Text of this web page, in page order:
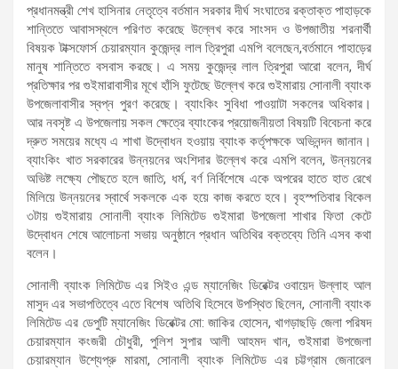
প্রধানমন্ত্রী শেখ হাসিনার নেতৃত্বে বর্তমান সরকার দীর্ঘ সংঘাতের রক্তাক্ত পাহাড়কে
শান্তিতে আবাসস্থলে পরিণত করেছে উল্লেখ করে সাংসদ ও উপজাতীয় শরনার্থী
বিষয়ক টাক্সফোর্স চেয়ারম্যান কুজেন্দ্র লাল ত্রিপুরা এমপি বলেছেন,বর্তমানে পাহাড়ের
মানুষ শান্তিতে বসবাস করছে। এ সময় কুজেন্দ্র লাল ত্রিপুরা আরো বলেন, দীর্ঘ
প্রতিক্ষার পর গুইমারাবাসীর মূখে হাঁসি ফুটেছে উল্লেখ করে গুইমারায় সোনালী ব্যাংক
উপজেলাবাসীর স্বপ্ন পুরণ করেছে। ব্যাংকিং সুবিধা পাওয়াটা সকলের অধিকার।
আর নবসৃষ্ট এ উপজেলায় সকল ক্ষেত্রে ব্যাংকের প্রয়োজনীয়তা বিষয়টি বিবেচনা করে
দ্রুত সময়ের মধ্যে এ শাখা উদ্বোধন হওয়ায় ব্যাংক কর্তৃপক্ষকে অভিনন্দন জানান।
ব্যাংকিং খাত সরকারের উন্নয়নের অংশিদার উল্লেখ করে এমপি বলেন, উন্নয়নের
অভিষ্ট লক্ষ্যে পৌছতে হলে জাতি, ধর্ম, বর্ণ নির্বিশেষে একে অপরের হাতে হাত রেখে
মিলিয়ে উন্নয়নের স্বার্থে সকলকে এক হয়ে কাজ করতে হবে। বৃহস্পতিবার বিকেল
৩টায় গুইমারায় সোনালী ব্যাংক লিমিটেড গুইমারা উপজেলা শাখার ফিতা কেটে
উদ্বোধন শেষে আলোচনা সভায় অনুষ্ঠানে প্রধান অতিথির বক্তব্যে তিনি এসব কথা
বলেন।
সোনালী ব্যাংক লিমিটেড এর সিইও এন্ড ম্যানেজিং ডিরেক্টর ওবায়েদ উল্লাহ আল
মাসুদ এর সভাপতিত্বে এতে বিশেষ অতিথি হিসেবে উপস্থিত ছিলেন, সোনালী ব্যাংক
লিমিটেড এর ডেপুটি ম্যানেজিং ডিরেক্টর মো: জাকির হোসেন, খাগড়াছড়ি জেলা পরিষদ
চেয়ারম্যান কংজরী চৌধুরী, পুলিশ সুপার আলী আহমদ খান, গুইমারা উপজেলা
চেয়ারম্যান উশ্যেপ্রু মারমা, সোনালী ব্যাংক লিমিটেড এর চট্টগ্রাম জেনারেল